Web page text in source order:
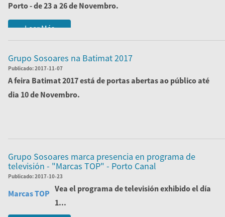
Porto - de 23 a 26 de Novembro.
Vamos estar à s...
Leer Más
Grupo Sosoares na Batimat 2017
Publicado:2017-11-07
A feira Batimat 2017 está de portas abertas ao público até
dia 10 de Novembro.
Grupo Sosoares marca presencia en programa de
televisión - "Marcas TOP" - Porto Canal
Publicado:2017-10-23
Vea el programa de televisión
Marcas TOP
exhibido el día
1...